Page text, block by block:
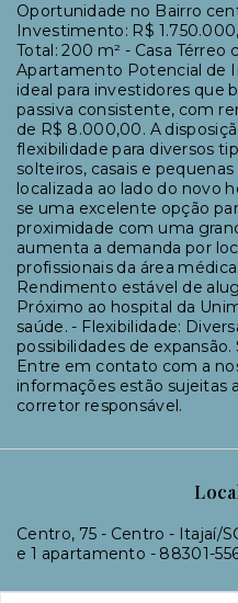
Oportunidade no Bairro
Investimento: R$
Total: 200 m² - Casa Térreo
Apartamento Potencial de
ideal para investidores que
passiva consistente, com
de R$ 8.000,00. A
flexibilidade para diversos
solteiros, casais e
localizada ao lado do novo
se uma excelente opção
proximidade com uma
aumenta a demanda por
profissionais da área
Rendimento estável de
Próximo ao hospital da
saúde. - Flexibilidade:
possibilidades de
Entre em contato com a
informações estão sujeitas
corretor responsável.
Centro, 75 - Centro - Itajaí/
e 1 apartamento - 88301-